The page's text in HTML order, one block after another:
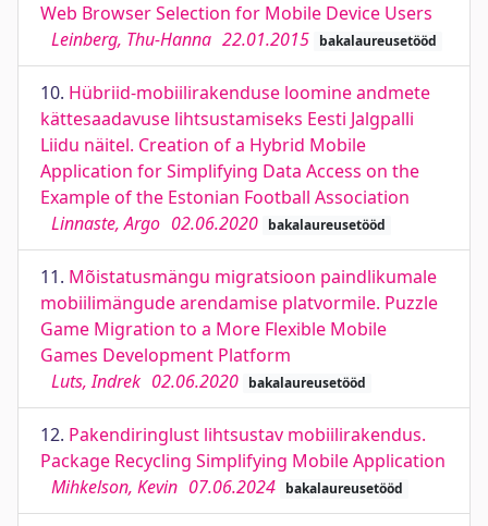
Web Browser Selection for Mobile Device Users
Leinberg, Thu-Hanna 22.01.2015 bakalaureusetööd
10. Hübriid-mobiilirakenduse loomine andmete
kättesaadavuse lihtsustamiseks Eesti Jalgpalli
Liidu näitel. Creation of a Hybrid Mobile
Application for Simplifying Data Access on the
Example of the Estonian Football Association
Linnaste, Argo 02.06.2020 bakalaureusetööd
11. Mõistatusmängu migratsioon paindlikumale
mobiilimängude arendamise platvormile. Puzzle
Game Migration to a More Flexible Mobile
Games Development Platform
Luts, Indrek 02.06.2020 bakalaureusetööd
12. Pakendiringlust lihtsustav mobiilirakendus.
Package Recycling Simplifying Mobile Application
Mihkelson, Kevin 07.06.2024 bakalaureusetööd